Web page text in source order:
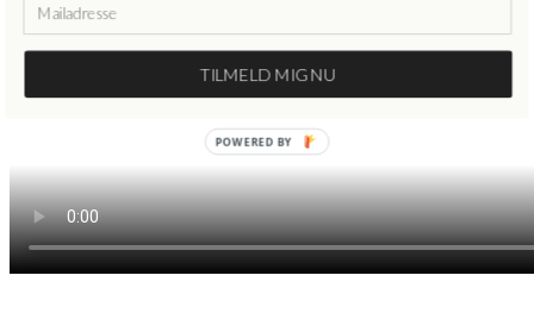
TILMELD MIG NU
POWERED BY